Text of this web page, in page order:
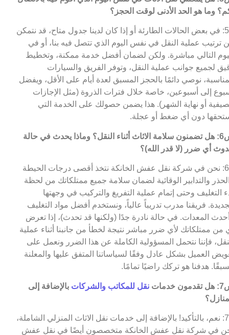
وما هو الحد الأدنى لوقت الحجز؟
ج5: في بعض الحالات الطارئة أو إذا كان لدينا جدول متاح، قد نتمكن
ترتيب عملية النقل في نفس اليوم الذي تتصل فيه بنا، أو في
التالي مباشرة. ولكن لضمان أفضل خدمة ممكنة، وتخطيط
لجميع جوانب عملية النقل، وتوفر الفريق والسيارات
نوصي دائمًا بالحجز المسبق لعدة أيام على الأقل، ويفضل
إلى أسبوعين، خاصة خلال فترات الذروة (مثل الإجازات
أو نهاية الشهر). هذا يضمن حصولك على الخدمة التي
دون أي ضغط أو عجلة.
س6: هل تضمنون سلامة الاثاث أثناء النقل؟ وماذا يحدث في حالة
أي ضرر (لا قدر الله)؟
ج6: نحن في شركة نقل عفش الخانكة نتخذ أقصى درجات الحيطة
والتدابير الوقائية لضمان سلامة جميع ممتلكاتك من لحظة
التغليف وحتى إتمام عملية التفريغ والتركيب في وجهتها
فريقنا مدرب تدريباً عالياً، ونستخدم أفضل مواد التغليف
المعدات. في حالة نادرة جدًا (ولكنها قد تحدث)، إذا تعرض
من ممتلكاتك لأي ضرر مباشر نتيجة لخطأ من جانبنا أثناء عملية
فإننا نتحمل المسؤولية الكاملة عن هذا الضرر ونعمل على
العميل بشكل عادل وفقًا لسياساتنا المتفق عليها والمعلنة
هدفنا هو تركك راضيًا تمامًا.
خدمات نقل للمكاتب والشركات بالإضافة إلى
ج7: نعم، بالتأكيد! بالإضافة إلى خدمات نقل الاثاث المنزلي الشاملة،
في شركة نقل عفش الخانكة متخصصون أيضًا في نقل عفش